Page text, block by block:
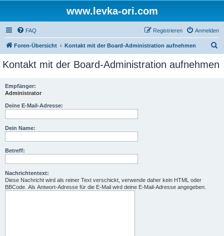
www.levka-ori.com
FAQ Anmelden
Registrieren
Foren-Übersicht Kontakt mit der Board-Administration aufnehmen
c
Kontakt mit der Board-Administration aufnehmen
Empfänger:
Administrator
Deine E-Mail-Adresse:
Dein Name:
Betreff:
Nachrichtentext:
Diese Nachricht wird als reiner Text verschickt, verwende daher kein HTML oder
BBCode. Als Antwort-Adresse für die E-Mail wird deine E-Mail-Adresse angegeben.